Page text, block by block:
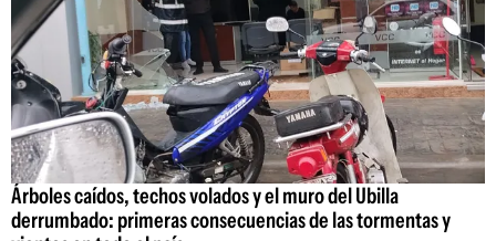
Árboles caídos, techos volados y el muro del Ubilla
derrumbado: primeras consecuencias de las tormentas y